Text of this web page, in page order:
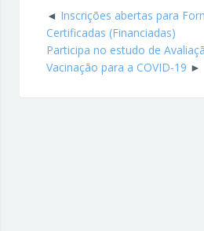
Inscrições abertas para
Certificadas (Financiadas)
Participa no estudo de
Vacinação para a COVID-19